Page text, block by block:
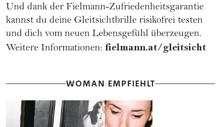
Und dank der Fielmann-Zufriedenheitsgarantie
kannst du deine Gleitsichtbrille risikofrei testen
und dich vom neuen Lebensgefühl überzeugen.
Weitere Informationen: fielmann.at/gleitsicht
WOMAN EMPFIEHLT